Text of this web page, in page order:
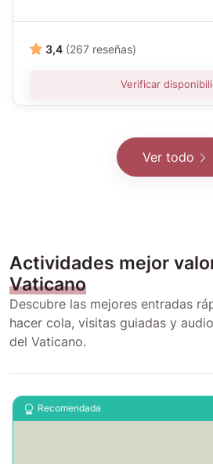
3,4 (267 reseñas)
Verificar
Ver todo
Actividades mejor
Vaticano
Descubre las mejores entradas
hacer cola, visitas guiadas y
del Vaticano.
Recomendada